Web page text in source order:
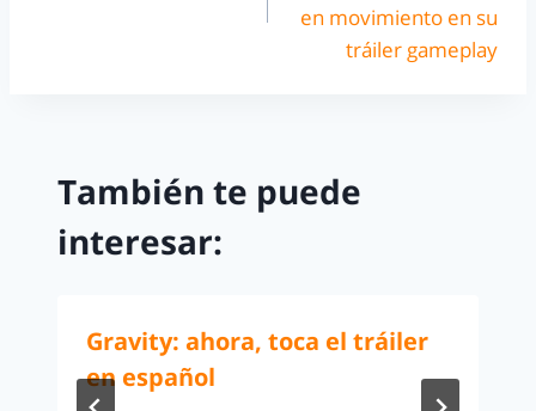
en movimiento en su
tráiler gameplay
También te puede
interesar:
Gravity: ahora, toca el tráiler
en español